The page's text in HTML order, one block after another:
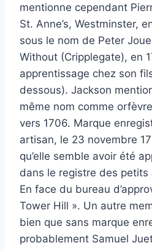
mentionne cependant
St. Anne’s, Westminster,
sous le nom de Peter
Without (Cripplegate), en
apprentissage chez son
dessous). Jackson
même nom comme
vers 1706. Marque
artisan, le 23 novembre
qu’elle semble avoir été
dans le registre des
En face du bureau
Tower Hill ». Un autre
bien que sans marque
probablement Samuel